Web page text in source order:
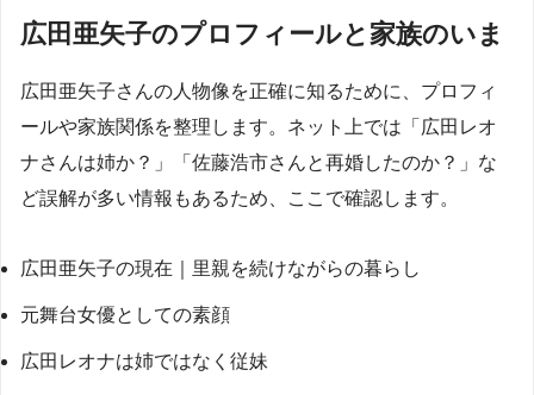
広田亜矢子のプロフィールと家族のいま
広田亜矢子さんの人物像を正確に知るために、プロフィ
ールや家族関係を整理します。ネット上では「広田レオ
ナさんは姉か？」「佐藤浩市さんと再婚したのか？」な
ど誤解が多い情報もあるため、ここで確認します。
広田亜矢子の現在｜里親を続けながらの暮らし
元舞台女優としての素顔
広田レオナは姉ではなく従妹